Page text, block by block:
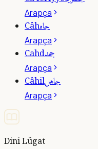
Arapça
Câhجاه
Arapça
Cahdجحد
Arapça
Câhilجاهل
Arapça
Dini Lügat